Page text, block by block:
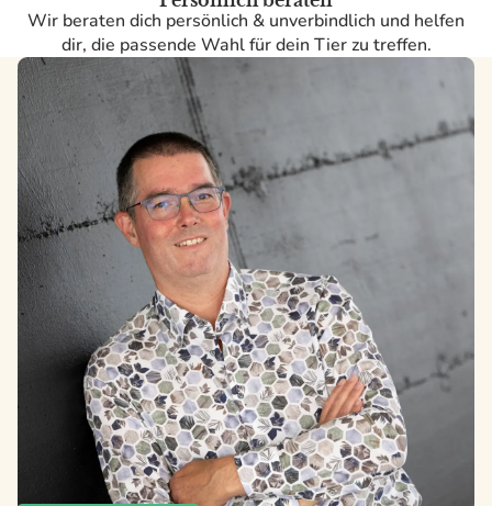
Wir beraten dich persönlich & unverbindlich und helfen
dir, die passende Wahl für dein Tier zu treffen.